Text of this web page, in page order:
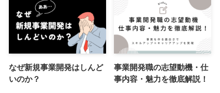
なぜ新規事業開発はしんど
いのか？
事業開発職の志望動機・仕
事内容・魅力を徹底解説！